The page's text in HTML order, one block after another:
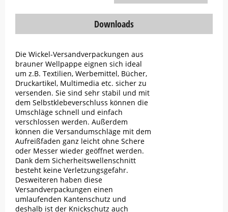
Downloads
Die Wickel-Versandverpackungen aus
brauner Wellpappe eignen sich ideal
um z.B. Textilien, Werbemittel, Bücher,
Druckartikel, Multimedia etc. sicher zu
versenden. Sie sind sehr stabil und mit
dem Selbstklebeverschluss können die
Umschläge schnell und einfach
verschlossen werden. Außerdem
können die Versandumschläge mit dem
Aufreißfaden ganz leicht ohne Schere
oder Messer wieder geöffnet werden.
Dank dem Sicherheitswellenschnitt
besteht keine Verletzungsgefahr.
Desweiteren haben diese
Versandverpackungen einen
umlaufenden Kantenschutz und
deshalb ist der Knickschutz auch